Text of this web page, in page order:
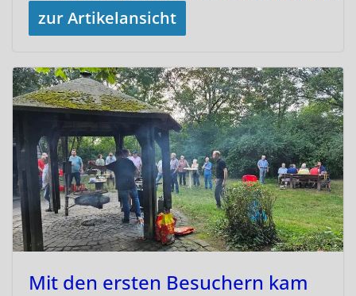
zur Artikelansicht
Mit den ersten Besuchern kam